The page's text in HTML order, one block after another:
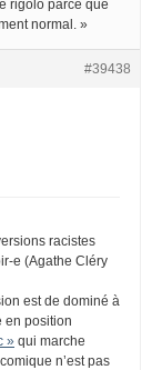
rigolo parce que
normal. »
#39438
racistes
e (Agathe Cléry
est de dominé à
en position
» qui marche
n’est pas